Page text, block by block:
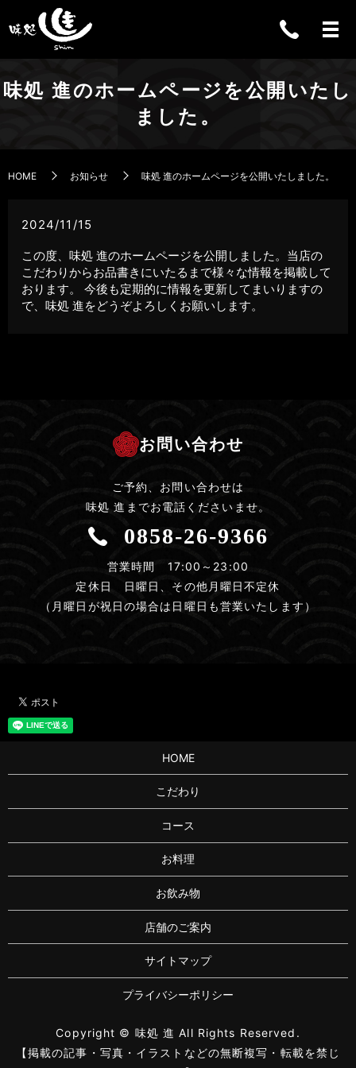
0858-
26-
味処 進のホームページを公開いたし
ました。
HOME お知らせ 味処 進のホームページを公開いたしました。
2024/11/15
この度、味処 進のホームページを公開しました。当店の
こだわりからお品書きにいたるまで様々な情報を掲載して
おります。 今後も定期的に情報を更新してまいりますの
で、味処 進をどうぞよろしくお願いします。
お問い合わせ
ご予約、お問い合わせは
味処 進までお電話くださいませ。
0858-26-9366
営業時間 17:00～23:00
定休日 日曜日、その他月曜日不定休
（月曜日が祝日の場合は日曜日も営業いたします）
HOME
こだわり
コース
お料理
お飲み物
店舗のご案内
サイトマップ
プライバシーポリシー
Copyright © 味処 進 All Rights Reserved.
【掲載の記事・写真・イラストなどの無断複写・転載を禁じ